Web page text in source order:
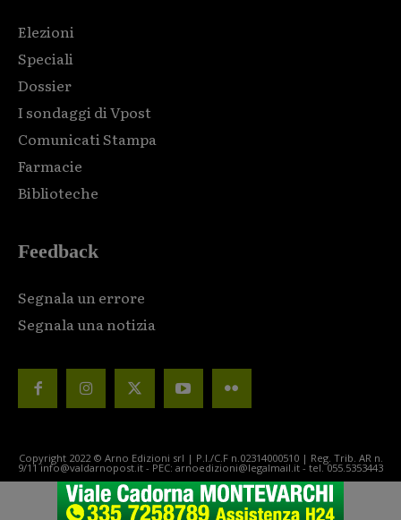
Elezioni
Speciali
Dossier
I sondaggi di Vpost
Comunicati Stampa
Farmacie
Biblioteche
Feedback
Segnala un errore
Segnala una notizia
Copyright 2022 © Arno Edizioni srl | P.I./C.F n.02314000510 | Reg. Trib. AR n.
9/11 info@valdarnopost.it - PEC: arnoedizioni@legalmail.it - tel. 055.5353443